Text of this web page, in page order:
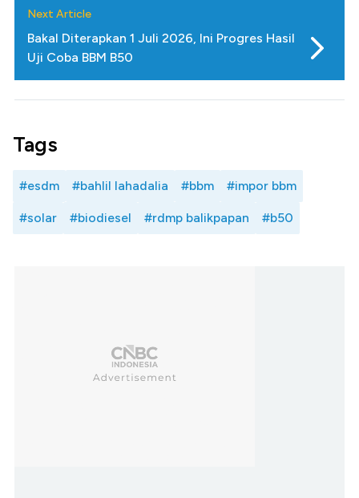
Next Article
Bakal Diterapkan 1 Juli 2026, Ini Progres Hasil
Uji Coba BBM B50
Tags
#esdm #bahlil lahadalia #bbm #impor bbm
#solar #biodiesel #rdmp balikpapan #b50